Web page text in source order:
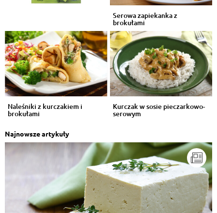
, 27.08.2019
Brokuła nie trzeba gotować aby go zjeść
Odpowiedz
Daria Szuba , 25.09.2018
Świetna!
Odpowiedz
Naprawdę smaczna zapiekanka, polecam!
Zuzia Gojny , 30.09.2017
przepyszna i bardzo łatwa zapiekanka ! ☺
Odpowiedz
Serowa zapiekanka z
brokułami
Naleśniki z kurczakiem i
brokułami
Kurczak w sosie pieczarkowo-
serowym
Najnowsze artykuły